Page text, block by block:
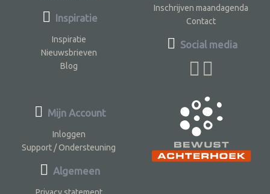
Inspiratie
Inspiratie
Nieuwsbrieven
Blog
Inschrijven maandagenda
Contact
Social media
Mijn Account
Inloggen
Support / Ondersteuning
Algemeen
Privacy statement